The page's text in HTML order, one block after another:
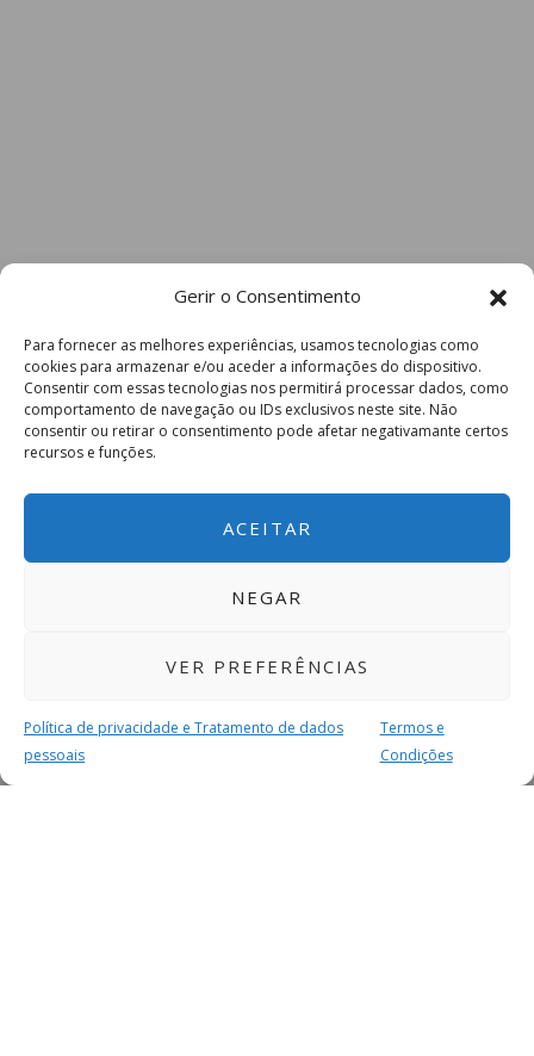
Gerir o Consentimento
Para fornecer as melhores experiências, usamos tecnologias como
cookies para armazenar e/ou aceder a informações do dispositivo.
Consentir com essas tecnologias nos permitirá processar dados, como
comportamento de navegação ou IDs exclusivos neste site. Não
consentir ou retirar o consentimento pode afetar negativamante certos
recursos e funções.
ACEITAR
NEGAR
VER PREFERÊNCIAS
Política de privacidade e Tratamento de dados
pessoais
Termos e
Condições